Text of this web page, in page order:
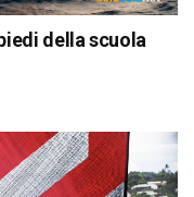
della scuola